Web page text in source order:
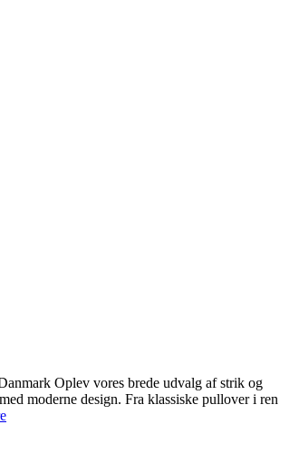
Oplev vores brede udvalg af strik og
moderne design. Fra klassiske pullover i ren